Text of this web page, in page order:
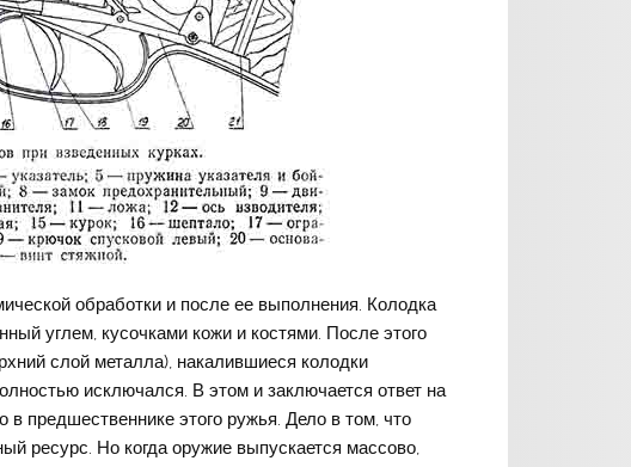
обработки и после ее выполнения. Колодка
углем, кусочками кожи и костями. После этого
слой металла), накалившиеся колодки
исключался. В этом и заключается ответ на
предшественнике этого ружья. Дело в том, что
ресурс. Но когда оружие выпускается массово,